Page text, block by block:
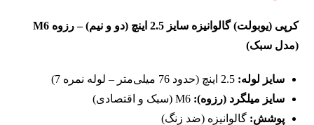
کرپی (یوبولت) گالوانیزه سایز 2.5 اینچ (دو و نیم) – رزوه M6
(مدل سبک)
سایز لوله: 2.5 اینچ (حدود 76 میلی‌متر – لوله نمره 7)
سایز میلگرد (رزوه): M6 (سبک و اقتصادی)
پوشش: گالوانیزه (ضد زنگ)